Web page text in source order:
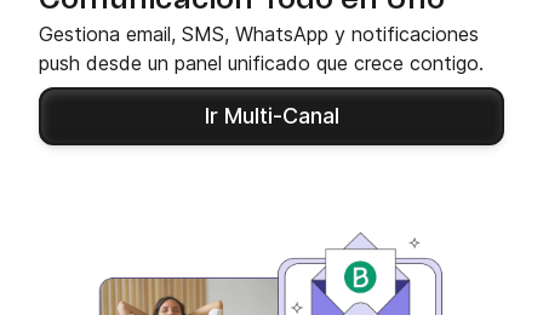
Gestiona email, SMS, WhatsApp y notificaciones
push desde un panel unificado que crece contigo.
Ir Multi-Canal